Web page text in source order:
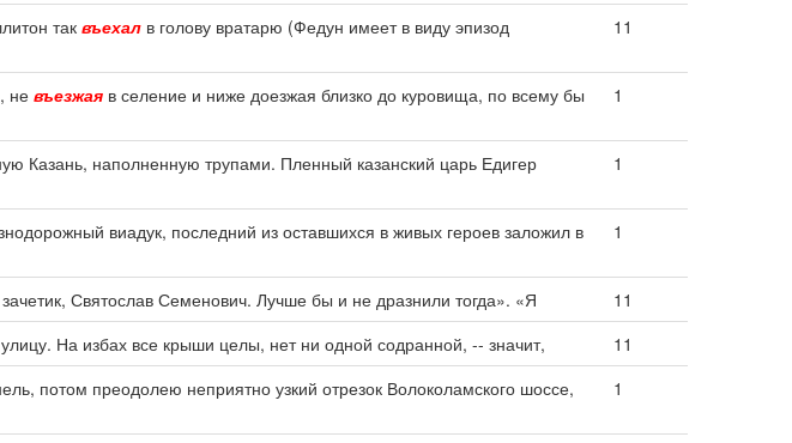
так въехал в голову вратарю (Федун имеет в виду эпизод
11
не въезжая в селение и ниже доезжая близко до куровища, по всему бы
1
Казань, наполненную трупами. Пленный казанский царь Едигер
1
виадук, последний из оставшихся в живых героев заложил в
1
Святослав Семенович. Лучше бы и не дразнили тогда». «Я
11
На избах все крыши целы, нет ни одной содранной, -- значит,
11
потом преодолею неприятно узкий отрезок Волоколамского шоссе,
1